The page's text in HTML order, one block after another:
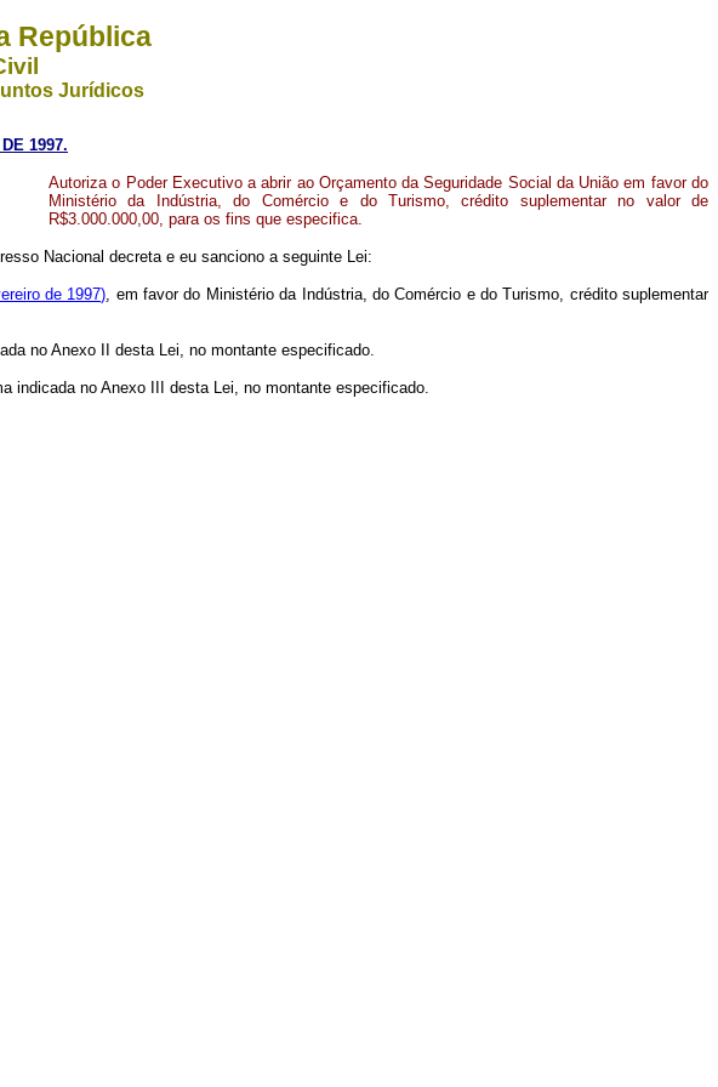
República
Jurídicos
1997.
Autoriza o Poder Executivo a abrir ao Orçamento da Seguridade Social da União em favor do
Ministério da Indústria, do Comércio e do Turismo, crédito suplementar no valor de
R$3.000.000,00, para os fins que especifica.
Nacional decreta e eu sanciono a seguinte Lei:
de 1997), em favor do Ministério da Indústria, do Comércio e do Turismo, crédito suplementar
no Anexo II desta Lei, no montante especificado.
indicada no Anexo III desta Lei, no montante especificado.